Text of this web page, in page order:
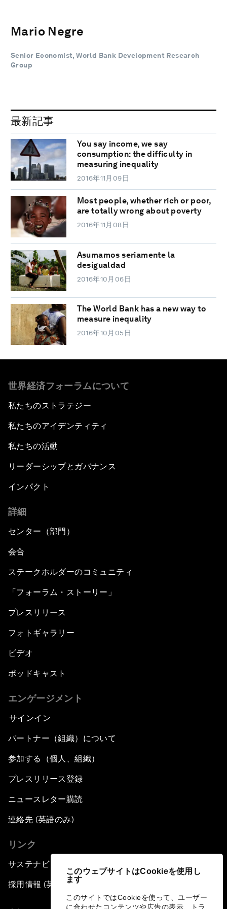
このウェブサイトはCookieを使用し
ます
このサイトではCookieを使って、ユーザー
に合わせたコンテンツや広告の表示、トラ
Mario Negre
Senior Economist, World Bank Development Research
Group
最新記事
You say income, we say
consumption: the difficulty in
measuring inequality
2016年11月09日
Most people, whether rich or poor,
are totally wrong about poverty
2016年11月08日
Asumamos seriamente la
desigualdad
2016年10月06日
The World Bank has a new way to
measure inequality
2016年10月05日
世界経済フォーラムについて
私たちのストラテジー
私たちのアイデンティティ
私たちの活動
リーダーシップとガバナンス
インパクト
詳細
センター（部門）
会合
ステークホルダーのコミュニティ
「フォーラム・ストーリー」
プレスリリース
フォトギャラリー
ビデオ
ポッドキャスト
エンゲージメント
サインイン
パートナー（組織）について
参加する（個人、組織）
プレスリリース登録
ニュースレター購読
連絡先 (英語のみ)
リンク
サステナビリティへの取り組み
採用情報 (英語のみ)